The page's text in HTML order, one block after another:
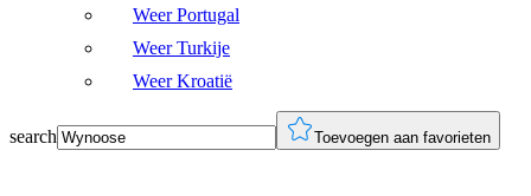
Weer Portugal
Weer Turkije
Weer Kroatië
search Toevoegen aan favorieten